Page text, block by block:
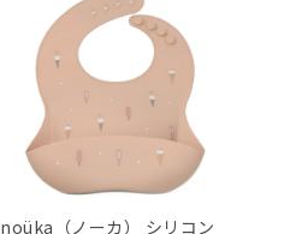
noüka（ノーカ） シリコン